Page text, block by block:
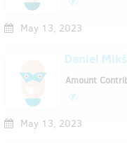
May 13, 2023
Daniel Mikš
May 13, 2023
Amount